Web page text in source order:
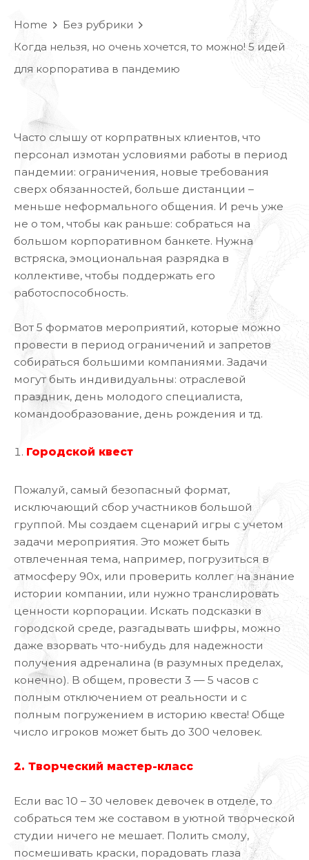
content
ГЛАВНАЯ ПРОЕКТЫ
Home
Без рубрики
Когда нельзя, но очень хочется, то можно! 5 идей
для корпоратива в пандемию
Часто слышу от корпратвных клиентов, что
персонал измотан условиями работы в период
пандемии: ограничения, новые требования
сверх обязанностей, больше дистанции –
меньше неформального общения. И речь уже
не о том, чтобы как раньше: собраться на
большом корпоративном банкете. Нужна
встряска, эмоциональная разрядка в
коллективе, чтобы поддержать его
работоспособность.
Вот 5 форматов мероприятий, которые можно
провести в период ограничений и запретов
собираться большими компаниями. Задачи
могут быть индивидуальны: отраслевой
праздник, день молодого специалиста,
командообразование, день рождения и тд.
Городской квест
Пожалуй, самый безопасный формат,
исключающий сбор участников большой
группой. Мы создаем сценарий игры с учетом
задачи мероприятия. Это может быть
отвлеченная тема, например, погрузиться в
атмосферу 90х, или проверить коллег на знание
истории компании, или нужно транслировать
ценности корпорации. Искать подсказки в
городской среде, разгадывать шифры, можно
даже взорвать что-нибудь для надежности
получения адреналина (в разумных пределах,
конечно). В общем, провести 3 — 5 часов с
полным отключением от реальности и с
полным погружением в историю квеста! Обще
число игроков может быть до 300 человек.
2. Творческий мастер-класс
Если вас 10 – 30 человек девочек в отделе, то
собраться тем же составом в уютной творческой
студии ничего не мешает. Полить смолу,
посмешивать краски, порадовать глаза